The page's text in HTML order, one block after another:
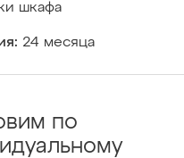
шкафа
24 месяца
по